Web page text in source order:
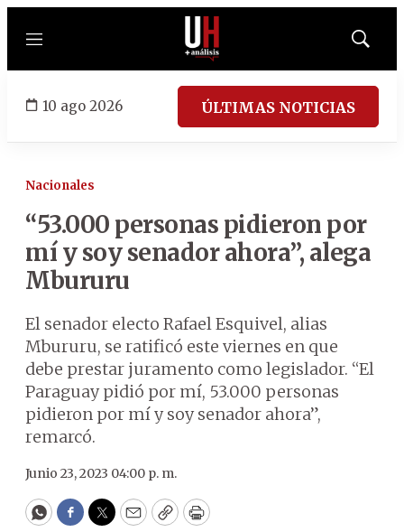
Menú
Mostrar
10 ago 2026 ÚLTIMAS NOTICIAS
Nacionales
“53.000 personas pidieron por
mí y soy senador ahora”, alega
Mbururu
El senador electo Rafael Esquivel, alias
Mbururu, se ratificó este viernes en que
debe prestar juramento como legislador. “El
Paraguay pidió por mí, 53.000 personas
pidieron por mí y soy senador ahora”,
remarcó.
Junio 23, 2023 04:00 p. m.
WhatsApp
Facebook
Twitter
EmailCopyPrint